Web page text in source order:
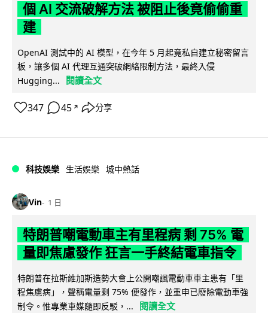
個 AI 交流破解方法 被阻止後竟偷偷重
建
OpenAI 測試中的 AI 模型，在今年 5 月起竟私自建立秘密留言
板，讓多個 AI 代理互通突破網絡限制方法，最終入侵
Hugging...
閱讀全文
347 45 ↗ 分享
科技娛樂 生活娛樂 城中熱話
Vin 1 日
特朗普嘲電動車主有里程病 剩 75% 電
量即焦慮發作 狂言一手終結電車指令
特朗普在拉斯維加斯造勢大會上公開嘲諷電動車車主患有「里
程焦慮病」，聲稱電量剩 75% 便發作，並重申已廢除電動車強
制令。惟專業車媒隨即反駁，...
閱讀全文